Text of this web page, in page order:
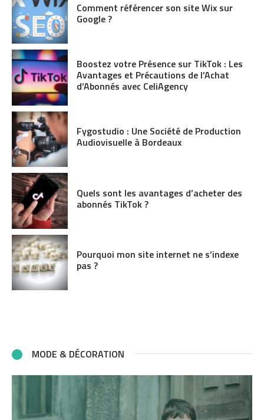
Comment référencer son site Wix sur
Google ?
Boostez votre Présence sur TikTok : Les
Avantages et Précautions de l’Achat
d’Abonnés avec CeliAgency
Fygostudio : Une Société de Production
Audiovisuelle à Bordeaux
Quels sont les avantages d’acheter des
abonnés TikTok ?
Pourquoi mon site internet ne s’indexe
pas ?
MODE & DÉCORATION